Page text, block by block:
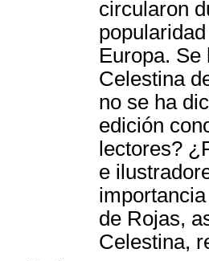
circularon
Europa. Se
Celestina
no se ha
edición
lectores?
e
de Rojas,
Celestina,